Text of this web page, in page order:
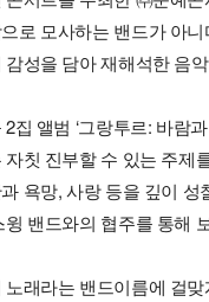
로 모사하는 밴드가 아니
감성을 담아 재해석한 음
2집 앨범 ‘그랑투르: 바람
자칫 진부할 수 있는 주제
욕망, 사랑 등을 깊이
윙 밴드와의 협주를 통해
노래라는 밴드이름에 걸